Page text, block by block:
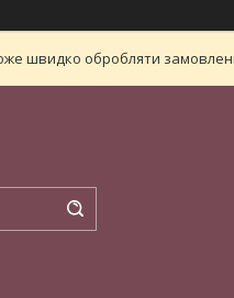
швидко обробляти